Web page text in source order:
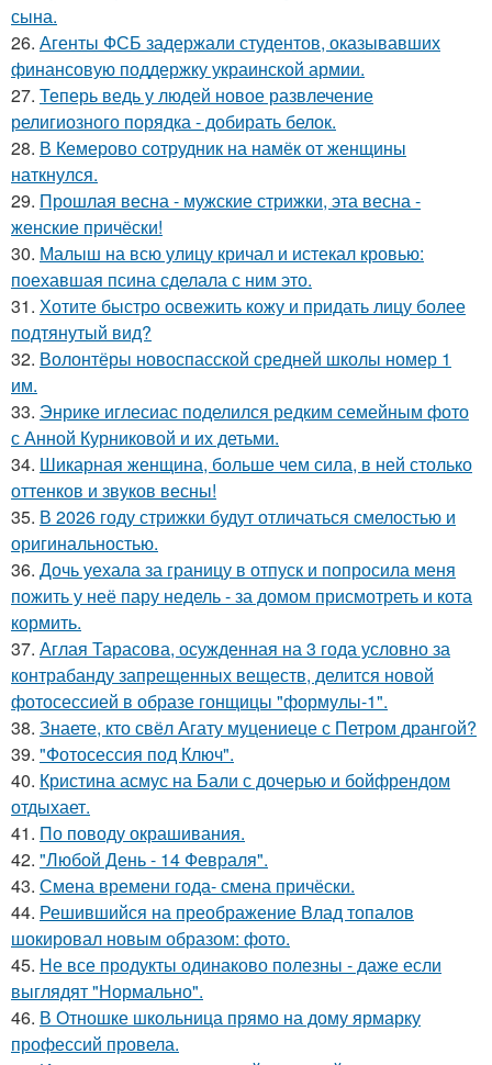
сына.
26. Агенты ФСБ задержали студентов, оказывавших
финансовую поддержку украинской армии.
27. Теперь ведь у людей новое развлечение
религиозного порядка - добирать белок.
28. В Кемерово сотрудник на намёк от женщины
наткнулся.
29. Прошлая весна - мужские стрижки, эта весна -
женские причёски!
30. Малыш на всю улицу кричал и истекал кровью:
поехавшая псина сделала с ним это.
31. Хотите быстро освежить кожу и придать лицу более
подтянутый вид?
32. Волонтёры новоспасской средней школы номер 1
им.
33. Энрике иглесиас поделился редким семейным фото
с Анной Курниковой и их детьми.
34. Шикарная женщина, больше чем сила, в ней столько
оттенков и звуков весны!
35. В 2026 году стрижки будут отличаться смелостью и
оригинальностью.
36. Дочь уехала за границу в отпуск и попросила меня
пожить у неё пару недель - за домом присмотреть и кота
кормить.
37. Аглая Тарасова, осужденная на 3 года условно за
контрабанду запрещенных веществ, делится новой
фотосессией в образе гонщицы "формулы-1".
38. Знаете, кто свёл Агату муцениеце с Петром дрангой?
39. "Фотосессия под Ключ".
40. Кристина асмус на Бали с дочерью и бойфрендом
отдыхает.
41. По поводу окрашивания.
42. "Любой День - 14 Февраля".
43. Смена времени года- смена причёски.
44. Решившийся на преображение Влад топалов
шокировал новым образом: фото.
45. Не все продукты одинаково полезны - даже если
выглядят "Нормально".
46. В Отношке школьница прямо на дому ярмарку
профессий провела.